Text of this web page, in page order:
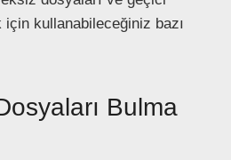
kullanabileceğiniz bazı
Bulma